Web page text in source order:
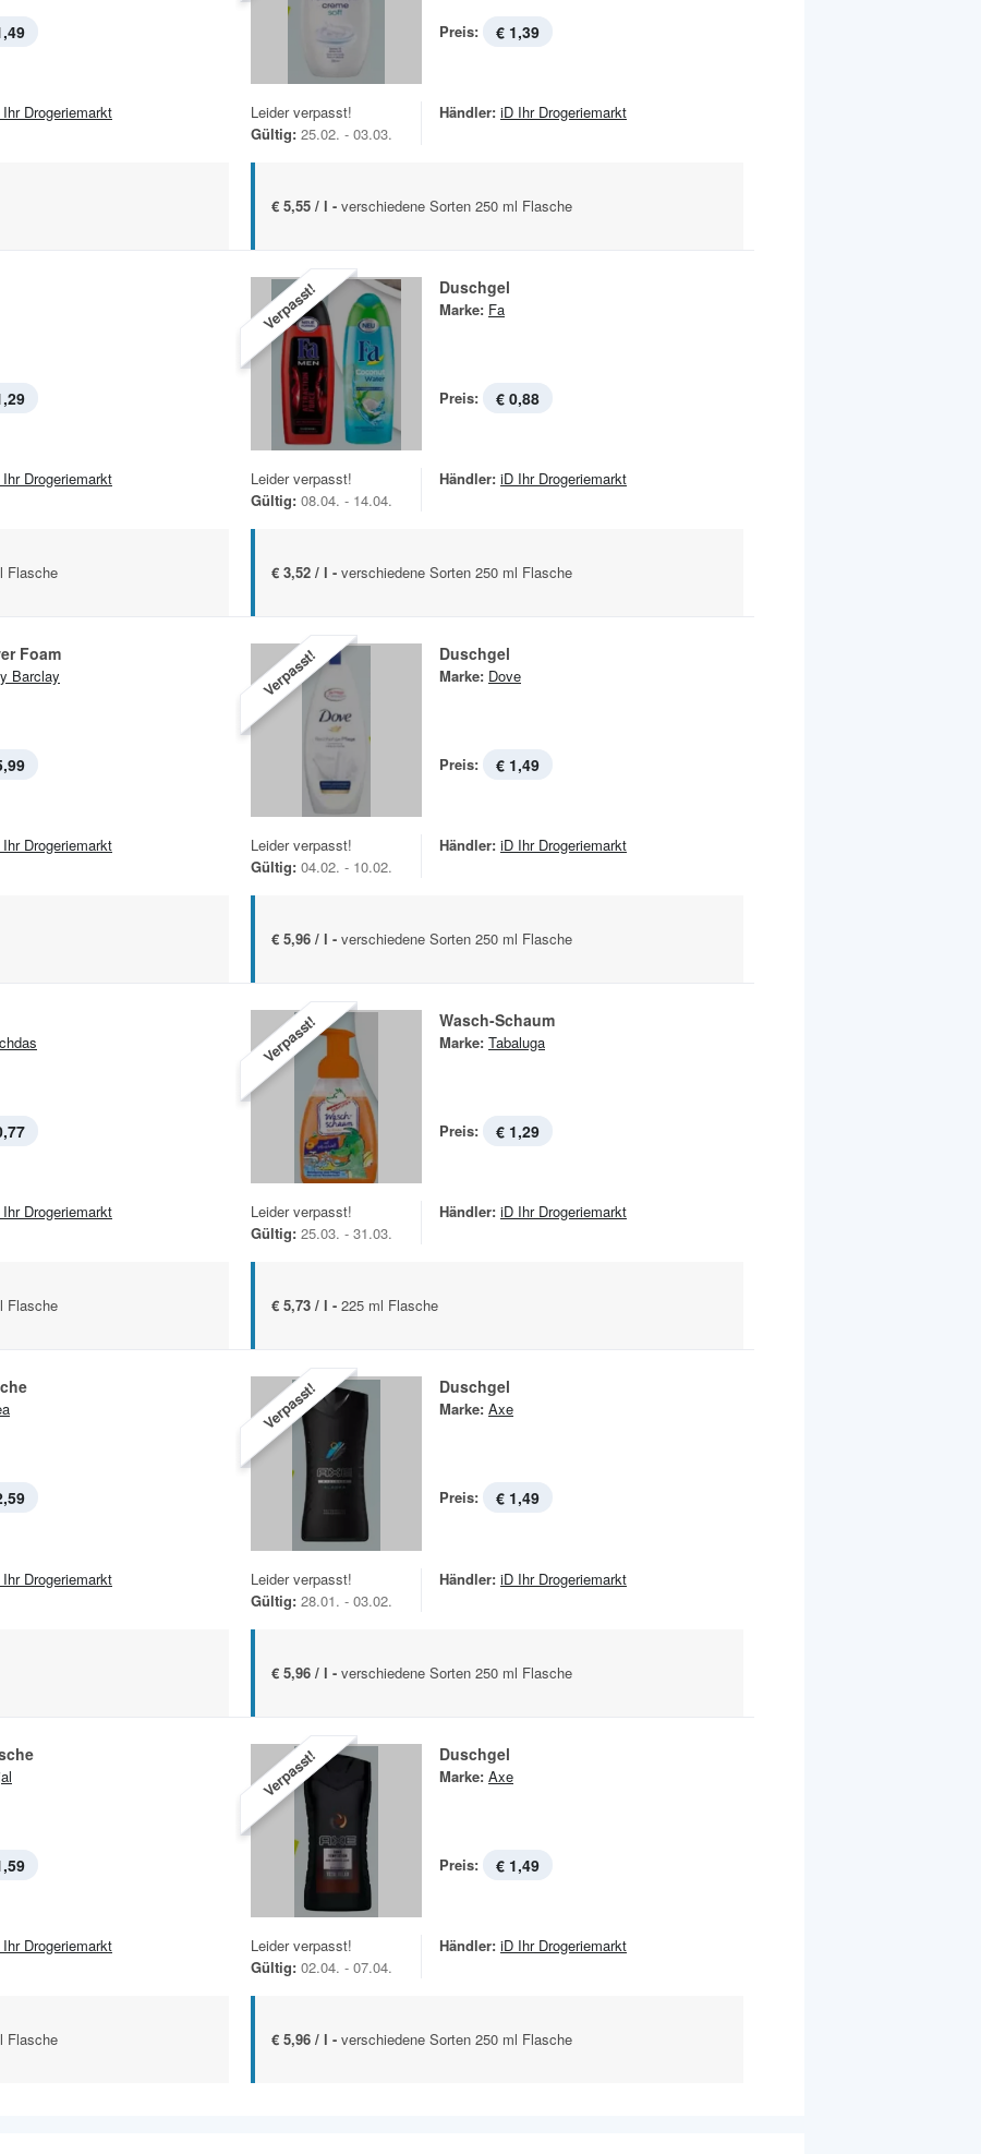
Drogeriemarkt
Preis: € 1,39
Leider verpasst!
Gültig: 25.02. - 03.03.
Händler: iD Ihr Drogeriemarkt
€ 5,55 / l - verschiedene Sorten 250 ml Flasche
Drogeriemarkt
Flasche
Verpasst! Duschgel
Marke: Fa
Preis: € 0,88
Leider verpasst!
Gültig: 08.04. - 14.04.
Händler: iD Ihr Drogeriemarkt
€ 3,52 / l - verschiedene Sorten 250 ml Flasche
Foam
Barclay
Drogeriemarkt
Verpasst! Duschgel
Marke: Dove
Preis: € 1,49
Leider verpasst!
Gültig: 04.02. - 10.02.
Händler: iD Ihr Drogeriemarkt
€ 5,96 / l - verschiedene Sorten 250 ml Flasche
Drogeriemarkt
Flasche
Verpasst! Wasch-Schaum
Marke: Tabaluga
Preis: € 1,29
Leider verpasst!
Gültig: 25.03. - 31.03.
Händler: iD Ihr Drogeriemarkt
€ 5,73 / l - 225 ml Flasche
Drogeriemarkt
Verpasst! Duschgel
Marke: Axe
Preis: € 1,49
Leider verpasst!
Gültig: 28.01. - 03.02.
Händler: iD Ihr Drogeriemarkt
€ 5,96 / l - verschiedene Sorten 250 ml Flasche
Drogeriemarkt
Flasche
Verpasst! Duschgel
Marke: Axe
Preis: € 1,49
Leider verpasst!
Gültig: 02.04. - 07.04.
Händler: iD Ihr Drogeriemarkt
€ 5,96 / l - verschiedene Sorten 250 ml Flasche